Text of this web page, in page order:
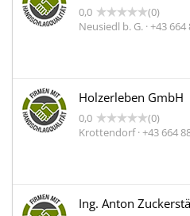
0,0
(0)
Neusiedl b. G. · +43
Holzerleben GmbH
0,0
(0)
Krottendorf · +43 664
Ing. Anton